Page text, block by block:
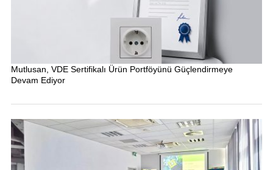
Mutlusan, VDE Sertifikalı Ürün Portföyünü Güçlendirmeye
Devam Ediyor